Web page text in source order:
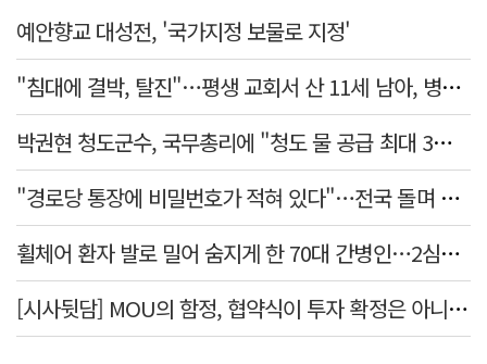
예안향교 대성전, '국가지정 보물로 지정'
"침대에 결박, 탈진"…평생 교회서 산 11세 남아, 병원 이송 끝 숨져
박권현 청도군수, 국무총리에 "청도 물 공급 최대 3만t 늘려달라"
"경로당 통장에 비밀번호가 적혀 있다"…전국 돌며 경로당 13곳 턴 30대 구속
휠체어 환자 발로 밀어 숨지게 한 70대 간병인…2심도 집행유예
[시사뒷담] MOU의 함정, 협약식이 투자 확정은 아니긴 해